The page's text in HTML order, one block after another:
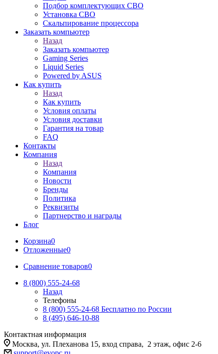
Подбор комплектующих СВО
Установка СВО
Скальпирование процессора
Заказать компьютер
Назад
Заказать компьютер
Gaming Series
Liquid Series
Powered by ASUS
Как купить
Назад
Как купить
Условия оплаты
Условия доставки
Гарантия на товар
FAQ
Контакты
Компания
Назад
Компания
Новости
Бренды
Политика
Реквизиты
Партнерство и награды
Блог
Корзина0
Отложенные0
Сравнение товаров0
8 (800) 555-24-68
Назад
Телефоны
8 (800) 555-24-68 Бесплатно по России
8 (495) 646-10-88
Контактная информация
Москва, ул. Плеханова 15, вход справа, 2 этаж, офис 2-6